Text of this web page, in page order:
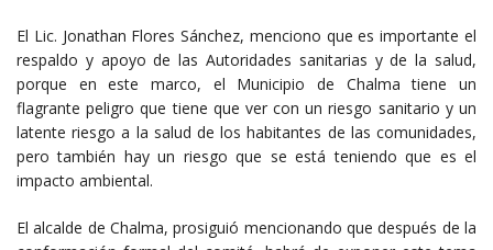
El Lic. Jonathan Flores Sánchez, menciono que es importante el
respaldo y apoyo de las Autoridades sanitarias y de la salud,
porque en este marco, el Municipio de Chalma tiene un
flagrante peligro que tiene que ver con un riesgo sanitario y un
latente riesgo a la salud de los habitantes de las comunidades,
pero también hay un riesgo que se está teniendo que es el
impacto ambiental.
El alcalde de Chalma, prosiguió mencionando que después de la